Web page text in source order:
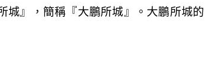
城』，簡稱『大鵬所城』。大鵬所城的